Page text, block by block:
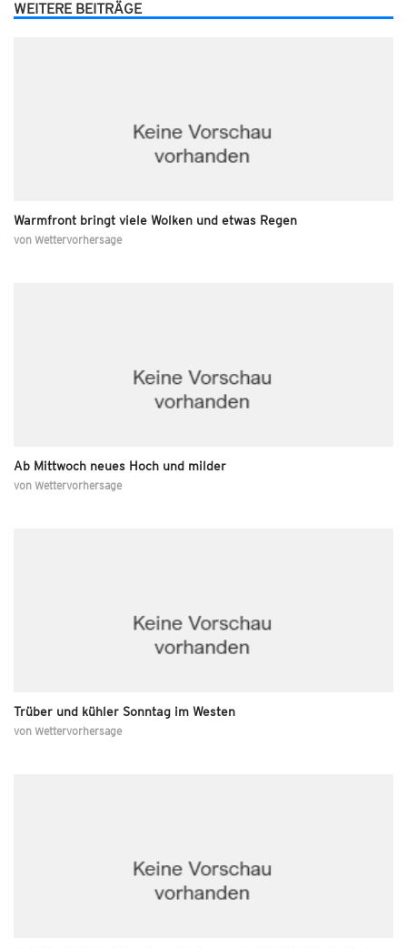
WEITERE BEITRÄGE
Warmfront bringt viele Wolken und etwas Regen
von Wettervorhersage
Ab Mittwoch neues Hoch und milder
von Wettervorhersage
Trüber und kühler Sonntag im Westen
von Wettervorhersage